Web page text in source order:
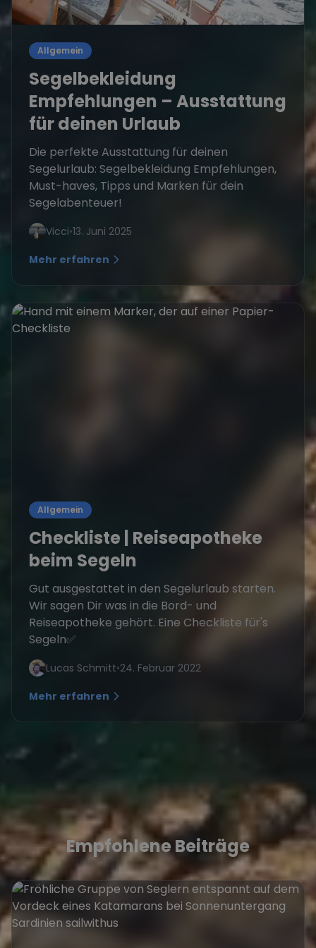
Allgemein
Segelbekleidung
Empfehlungen – Ausstattung
für deinen Urlaub
Die perfekte Ausstattung für deinen
Segelurlaub: Segelbekleidung Empfehlungen,
Must-haves, Tipps und Marken für dein
Segelabenteuer!
Vicci•13. Juni 2025
Mehr erfahren
Allgemein
Checkliste | Reiseapotheke
beim Segeln
Gut ausgestattet in den Segelurlaub starten.
Wir sagen Dir was in die Bord- und
Reiseapotheke gehört. Eine Checkliste für's
Segeln✅
Lucas Schmitt•24. Februar 2022
Mehr erfahren
Empfohlene Beiträge